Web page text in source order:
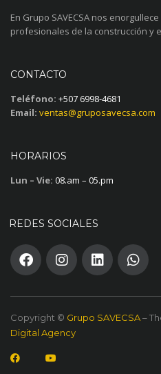
En Grupo SAVECSA nos
profesionales de la construcción y
CONTACTO
Teléfono: +507 6998-4681
Email: ventas@gruposavecsa.com
HORARIOS
Lun – Vie: 08.am – 05.pm
REDES SOCIALES
Copyright © Grupo SAVECSA–
Digital Agency